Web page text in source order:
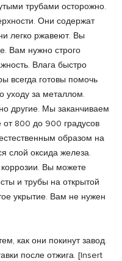
трубами осторожно.
Они содержат
легко ржавеют. Вы
Вам нужно строго
Влага быстро
всегда готовы помочь
уходу за металлом.
другие. Мы заканчиваем
от 800 до 900 градусов
образом на
слой оксида железа.
Вы можете
и трубы на открытой
укрытие. Вам не нужен
как они покинут завод.
после отжига. [Insert